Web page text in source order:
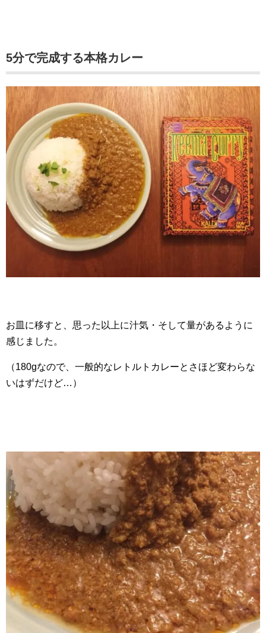
5分で完成する本格カレー
お皿に移すと、思った以上に汁気・そして量があるように
感じました。
（180gなので、一般的なレトルトカレーとさほど変わらな
いはずだけど…）